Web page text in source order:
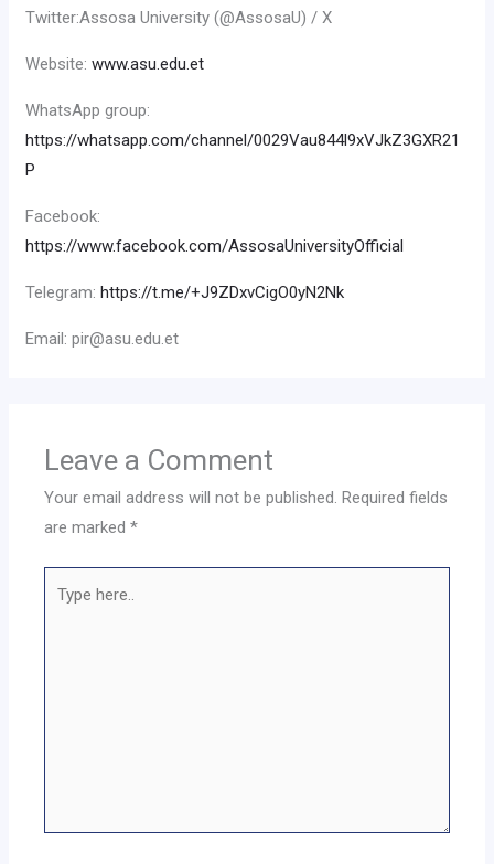
Twitter:Assosa University (@AssosaU) / X
Website:www.asu.edu.et
WhatsApp group:
https://whatsapp.com/channel/0029Vau844l9xVJkZ3GXR21
P
Facebook:
https://www.facebook.com/AssosaUniversityOfficial
Telegram:https://t.me/+J9ZDxvCigO0yN2Nk
Email: pir@asu.edu.et
Leave a Comment
Your email address will not be published. Required fields
are marked*
here..